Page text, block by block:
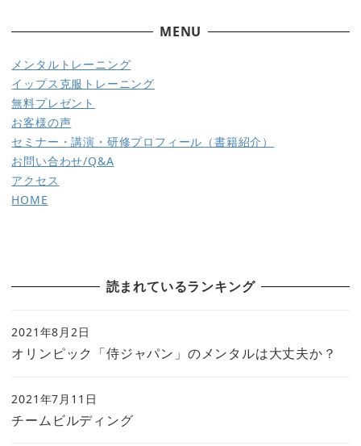
MENU
メ ンタルトレーニング
イップス克服トレーニング
無料プレゼント
お客様の声
セミナー・講演・研修プロフィール（書籍紹介）
お問い合わせ/Q&A
アクセス
HOME
読まれているランキング
オリンピック「侍ジャパン」のメンタルは大丈夫か？
2021年8月2日
チームビルディング
2021年7月11日